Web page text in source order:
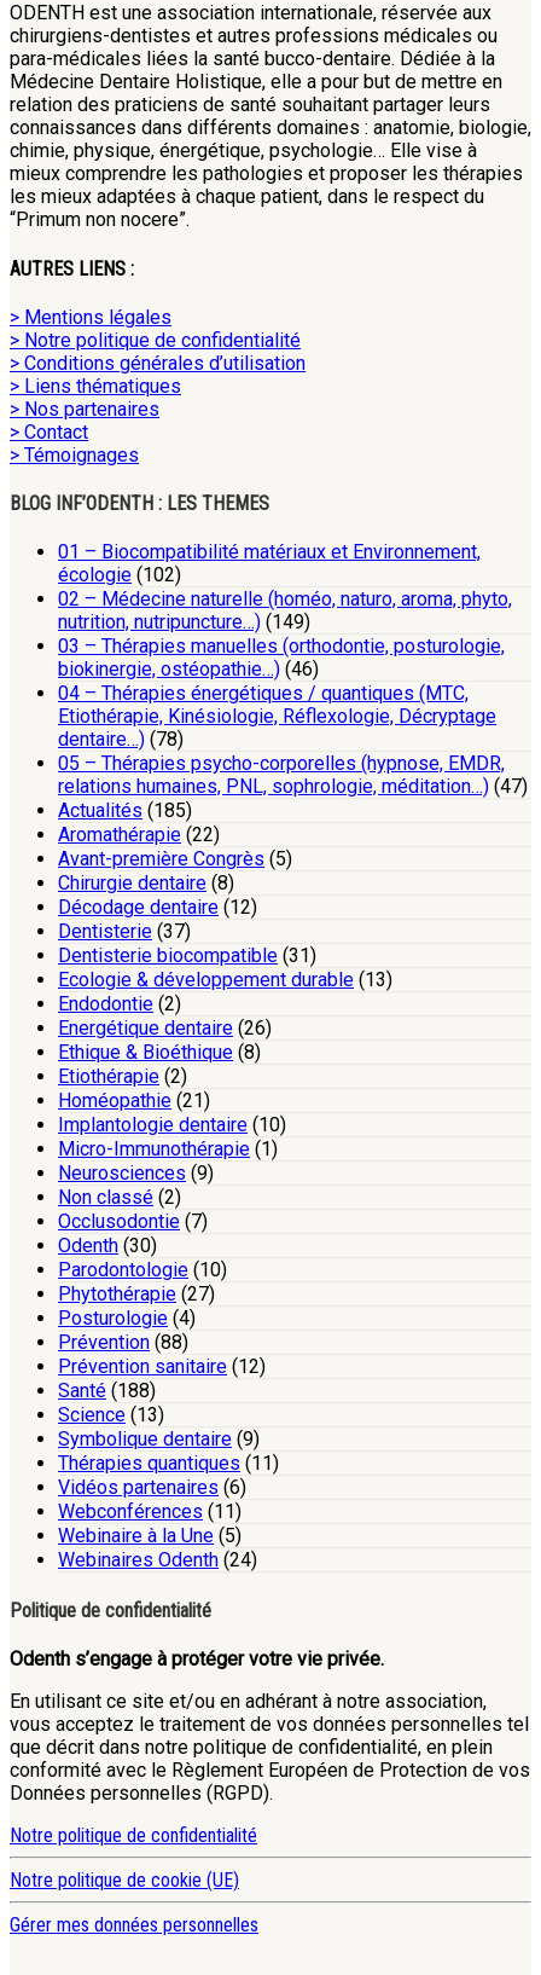
ODENTH est une association internationale, réservée aux
chirurgiens-dentistes et autres professions médicales ou
para-médicales liées la santé bucco-dentaire. Dédiée à la
Médecine Dentaire Holistique, elle a pour but de mettre en
relation des praticiens de santé souhaitant partager leurs
connaissances dans différents domaines : anatomie, biologie,
chimie, physique, énergétique, psychologie… Elle vise à
mieux comprendre les pathologies et proposer les thérapies
les mieux adaptées à chaque patient, dans le respect du
“Primum non nocere”.
AUTRES LIENS :
> Mentions légales
> Notre politique de confidentialité
> Conditions générales d’utilisation
> Liens thématiques
> Nos partenaires
> Contact
> Témoignages
BLOG INF’ODENTH : LES THEMES
01 – Biocompatibilité matériaux et Environnement,
écologie (102)
02 – Médecine naturelle (homéo, naturo, aroma, phyto,
nutrition, nutripuncture…) (149)
03 – Thérapies manuelles (orthodontie, posturologie,
biokinergie, ostéopathie…) (46)
04 – Thérapies énergétiques / quantiques (MTC,
Etiothérapie, Kinésiologie, Réflexologie, Décryptage
dentaire…) (78)
05 – Thérapies psycho-corporelles (hypnose, EMDR,
relations humaines, PNL, sophrologie, méditation…) (47)
Actualités (185)
Aromathérapie (22)
Avant-première Congrès (5)
Chirurgie dentaire (8)
Décodage dentaire (12)
Dentisterie (37)
Dentisterie biocompatible (31)
Ecologie & développement durable (13)
Endodontie (2)
Energétique dentaire (26)
Ethique & Bioéthique (8)
Etiothérapie (2)
Homéopathie (21)
Implantologie dentaire (10)
Micro-Immunothérapie (1)
Neurosciences (9)
Non classé (2)
Occlusodontie (7)
Odenth (30)
Parodontologie (10)
Phytothérapie (27)
Posturologie (4)
Prévention (88)
Prévention sanitaire (12)
Santé (188)
Science (13)
Symbolique dentaire (9)
Thérapies quantiques (11)
Vidéos partenaires (6)
Webconférences (11)
Webinaire à la Une (5)
Webinaires Odenth (24)
Politique de confidentialité
Odenth s’engage à protéger votre vie privée.
En utilisant ce site et/ou en adhérant à notre association,
vous acceptez le traitement de vos données personnelles tel
que décrit dans notre politique de confidentialité, en plein
conformité avec le Règlement Européen de Protection de vos
Données personnelles (RGPD).
Notre politique de confidentialité
Notre politique de cookie (UE)
Gérer mes données personnelles